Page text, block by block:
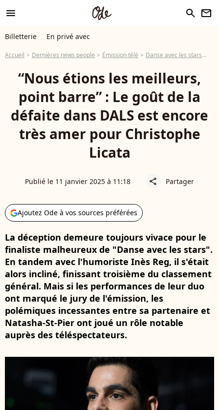
menu search newsletter
Billetterie En privé avec
Accueil Dernières news people Émission télé Danse avec les stars
“Nous étions les meilleurs,
point barre” : Le goût de la
défaite dans DALS est encore
très amer pour Christophe
Licata
Publié le 11 janvier 2025 à 11:18 share Partager
Ajoutez Ode à vos sources préférées
La déception demeure toujours vivace pour le
finaliste malheureux de "Danse avec les stars".
En tandem avec l'humoriste Inès Reg, il s'était
alors incliné, finissant troisième du classement
général. Mais si les performances de leur duo
ont marqué le jury de l'émission, les
polémiques incessantes entre sa partenaire et
Natasha-St-Pier ont joué un rôle notable
auprès des téléspectateurs.